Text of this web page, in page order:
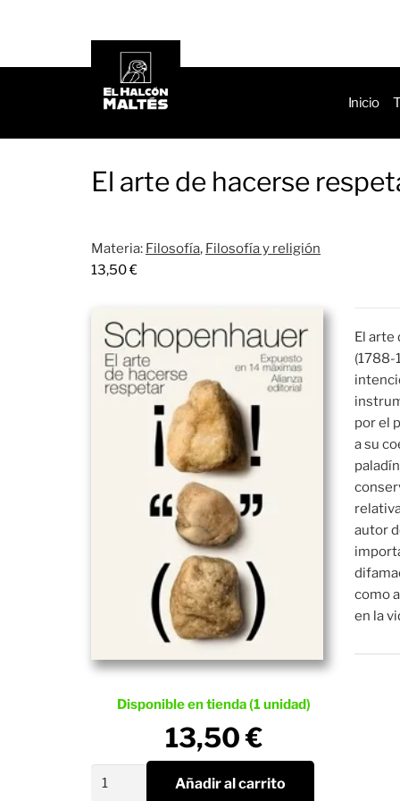
Inicio
El arte de hacerse
Materia: Filosofía, Filosofía y religión
13,50€
Disponible en tienda (1 unidad)
13,50€
Añadir al carrito
El arte
(1788-
por el
a su
autor
como
en la